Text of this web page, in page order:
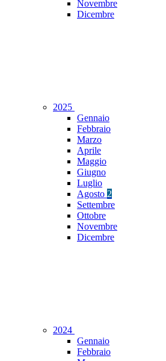
Novembre
Dicembre
2025
Gennaio
Febbraio
Marzo
Aprile
Maggio
Giugno
Luglio
Agosto 2
Settembre
Ottobre
Novembre
Dicembre
2024
Gennaio
Febbraio